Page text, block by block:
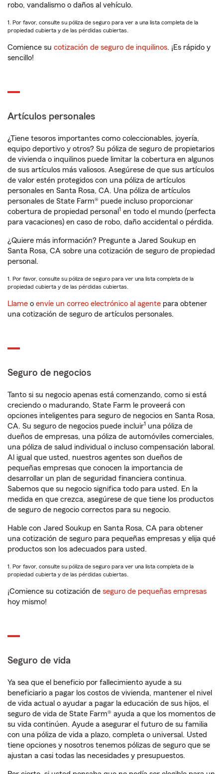
robo, vandalismo o daños al vehículo.
1. Por favor, consulte su póliza de seguro para ver a una lista completa de la
propiedad cubierta y de las pérdidas cubiertas.
Comience su cotización de seguro de inquilinos. ¡Es rápido y
sencillo!
Artículos personales
¿Tiene tesoros importantes como coleccionables, joyería,
equipo deportivo y otros? Su póliza de seguro de propietarios
de vivienda o inquilinos puede limitar la cobertura en algunos
de sus artículos más valiosos. Asegúrese de que sus artículos
de valor estén protegidos con una póliza de artículos
personales en Santa Rosa, CA. Una póliza de artículos
personales de State Farm® puede incluso proporcionar
cobertura de propiedad personal 1 en todo el mundo (perfecta
para vacaciones) en caso de robo, daño accidental o pérdida.
¿Quiere más información? Pregunte a Jared Soukup en
Santa Rosa, CA sobre una cotización de seguro de propiedad
personal.
1. Por favor, consulte su póliza de seguro para ver una lista completa de la
propiedad cubierta y de las pérdidas cubiertas.
Llame o envíe un correo electrónico al agente para obtener
una cotización de seguro de artículos personales.
Seguro de negocios
Tanto si su negocio apenas está comenzando, como si está
creciendo o madurando, State Farm le proveerá con
opciones inteligentes para seguro de negocios en Santa Rosa,
CA. Su seguro de negocios puede incluir1 una póliza de
dueños de empresas, una póliza de automóviles comerciales,
una póliza de salud individual o incluso compensación laboral.
Al igual que usted, nuestros agentes son dueños de
pequeñas empresas que conocen la importancia de
desarrollar un plan de seguridad financiera continua.
Sabemos que su negocio significa todo para usted. En la
medida en que crezca, asegúrese de que tiene los productos
de seguro de negocio correctos para su negocio.
Hable con Jared Soukup en Santa Rosa, CA para obtener
una cotización de seguro para pequeñas empresas y elija qué
productos son los adecuados para usted.
1. Por favor, consulte su póliza de seguro para ver una lista completa de la
propiedad cubierta y de las pérdidas cubiertas.
¡Comience su cotización de seguro de pequeñas empresas
hoy mismo!
Seguro de vida
Ya sea que el beneficio por fallecimiento ayude a su
beneficiario a pagar los costos de vivienda, mantener el nivel
de vida actual o ayudar a pagar la educación de sus hijos, el
seguro de vida de State Farm® ayuda a que los momentos de
su vida continúen. Ayude a asegurar el futuro de su familia
con una póliza de vida a plazo, completa o universal. Usted
tiene opciones y nosotros tenemos pólizas de seguro que se
ajustan a casi todas las necesidades y presupuestos.